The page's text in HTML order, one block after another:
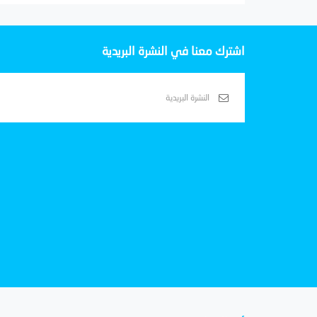
اشترك معنا في النشرة البريدية